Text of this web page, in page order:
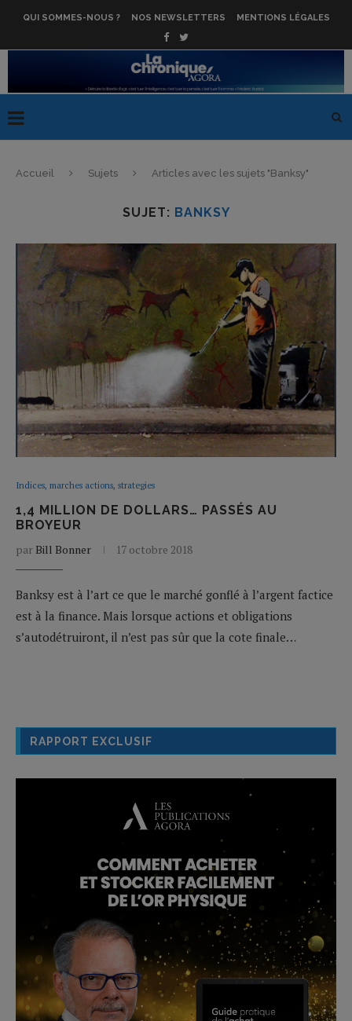
QUI SOMMES-NOUS ? NOS NEWSLETTERS MENTIONS LÉGALES
Accueil Sujets Articles avec les sujets "Banksy"
SUJET: BANKSY
Indices, marches actions, strategies
1,4 MILLION DE DOLLARS… PASSÉS AU
BROYEUR
par Bill Bonner 17 octobre 2018
Banksy est à l’art ce que le marché gonflé à l’argent factice
est à la finance. Mais lorsque actions et obligations
s’autodétruiront, il n’est pas sûr que la cote finale…
RAPPORT EXCLUSIF